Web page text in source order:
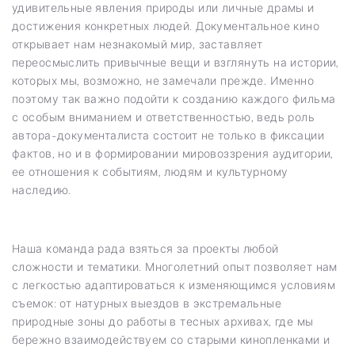
удивительные явления природы или личные драмы и
достижения конкретных людей. Документальное кино
открывает нам незнакомый мир, заставляет
переосмыслить привычные вещи и взглянуть на истории,
которых мы, возможно, не замечали прежде. Именно
поэтому так важно подойти к созданию каждого фильма
с особым вниманием и ответственностью, ведь роль
автора-документалиста состоит не только в фиксации
фактов, но и в формировании мировоззрения аудитории,
ее отношения к событиям, людям и культурному
наследию.
Наша команда рада взяться за проекты любой
сложности и тематики. Многолетний опыт позволяет нам
с легкостью адаптироваться к изменяющимся условиям
съемок: от натурных выездов в экстремальные
природные зоны до работы в тесных архивах, где мы
бережно взаимодействуем со старыми кинопленками и